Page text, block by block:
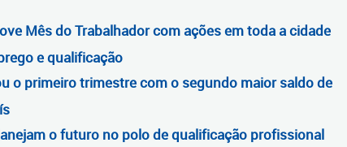
Mês do Trabalhador com ações em toda a cidade
e qualificação
o primeiro trimestre com o segundo maior saldo de
o futuro no polo de qualificação profissional